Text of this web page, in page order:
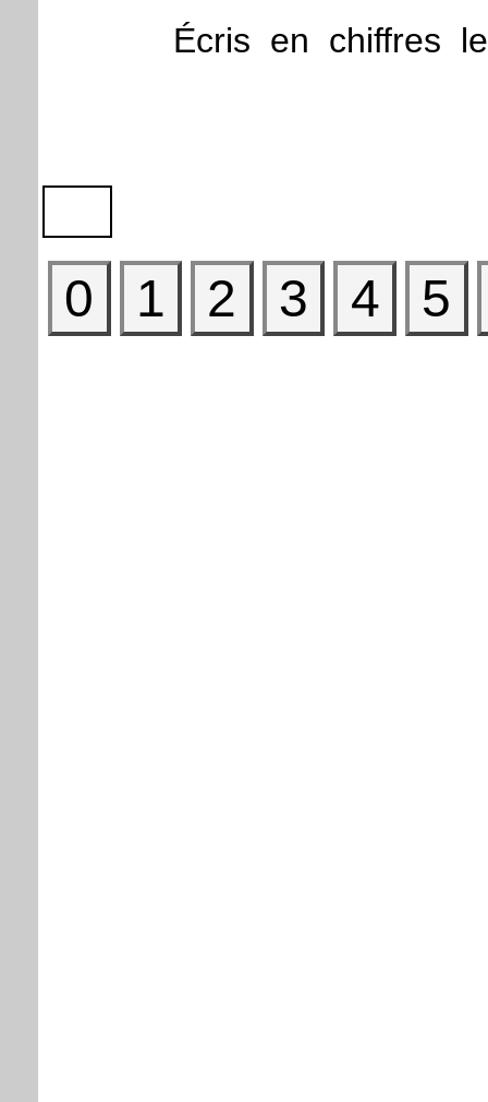
Écris en chiffres le
0 1 2 3 4 5